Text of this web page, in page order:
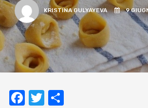
KRISTINA GULYAYEVA 9
Facebook
Twitter